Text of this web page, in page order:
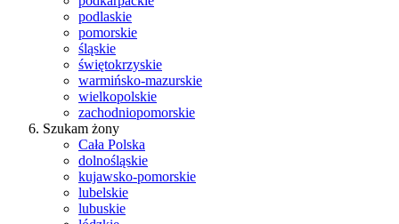
podlaskie
pomorskie
śląskie
świętokrzyskie
warmińsko-mazurskie
wielkopolskie
zachodniopomorskie
Szukam żony
Cała Polska
dolnośląskie
kujawsko-pomorskie
lubelskie
lubuskie